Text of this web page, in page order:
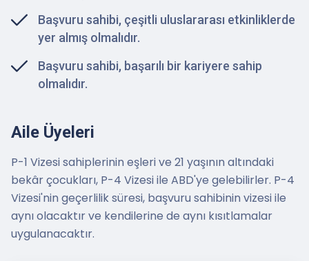
Başvuru sahibi, çeşitli uluslararası etkinliklerde
yer almış olmalıdır.
Başvuru sahibi, başarılı bir kariyere sahip
olmalıdır.
Aile Üyeleri
P-1 Vizesi sahiplerinin eşleri ve 21 yaşının altındaki
bekâr çocukları, P-4 Vizesi ile ABD'ye gelebilirler. P-4
Vizesi'nin geçerlilik süresi, başvuru sahibinin vizesi ile
aynı olacaktır ve kendilerine de aynı kısıtlamalar
uygulanacaktır.